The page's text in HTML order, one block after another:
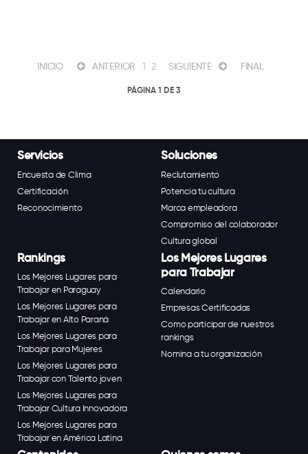
INICIO ANTERIOR 1 2 SIGUIENTE FINAL
PÁGINA 1 DE 3
Servicios
Encuesta de Clima
Certificación
Reconocimiento
Soluciones
Reclutamiento
Potencia tu cultura
Marca empleadora
Compromiso del colaborador
Cultura global
Rankings
Los Mejores Lugares para
Trabajar en Paraguay
Los Mejores Lugares para
Trabajar en Alto Paraná
Los Mejores Lugares para
Trabajar para Mujeres
Los Mejores Lugares para
Trabajar con Talento joven
Los Mejores Lugares para
Trabajar Cultura Innovadora
Los Mejores Lugares para
Trabajar en América Latina
Los Mejores Lugares
para Trabajar
Calendario
Empresas Certificadas
Como participar de nuestros
rankings
Nomina a tu organización